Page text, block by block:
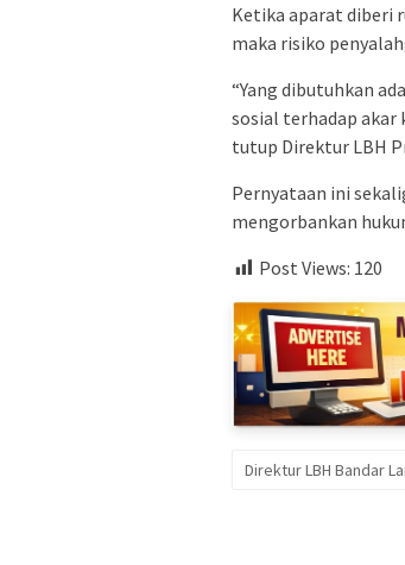
Ketika aparat diberi
maka risiko
“Yang dibutuhkan
sosial terhadap akar
tutup Direktur LBH
Pernyataan ini
mengorbankan
Post Views: 120
Direktur LBH Bandar